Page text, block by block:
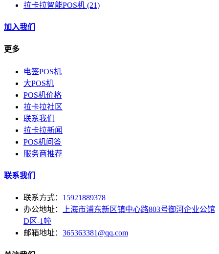
拉卡拉智能POS机 (21)
加入我们
更多
电签POS机
大POS机
POS机价格
拉卡拉社区
联系我们
拉卡拉新闻
POS机问答
服务商推荐
联系我们
联系方式： 15921889378
办公地址：
上海市浦东新区镇中心路803号御河企业公馆
D区-1幢
邮箱地址： 365363381@qq.com